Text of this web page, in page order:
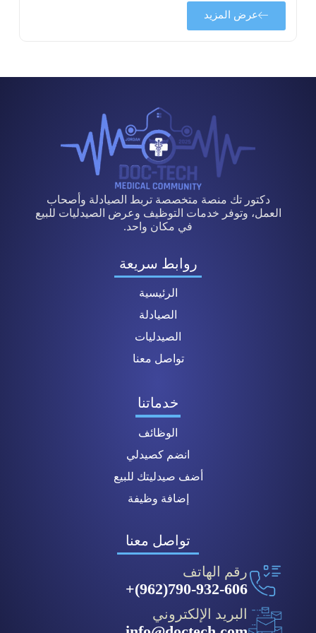
عرض المزيد
دكتور تك منصة متخصصة تربط الصيادلة وأصحاب
العمل، وتوفر خدمات التوظيف وعرض الصيدليات للبيع
في مكان واحد.
روابط سريعة
الرئيسية
الصيادلة
الصيدليات
تواصل معنا
خدماتنا
الوظائف
انضم كصيدلي
أضف صيدليتك للبيع
إضافة وظيفة
تواصل معنا
رقم الهاتف
790-932-606(962)+
البريد الإلكتروني